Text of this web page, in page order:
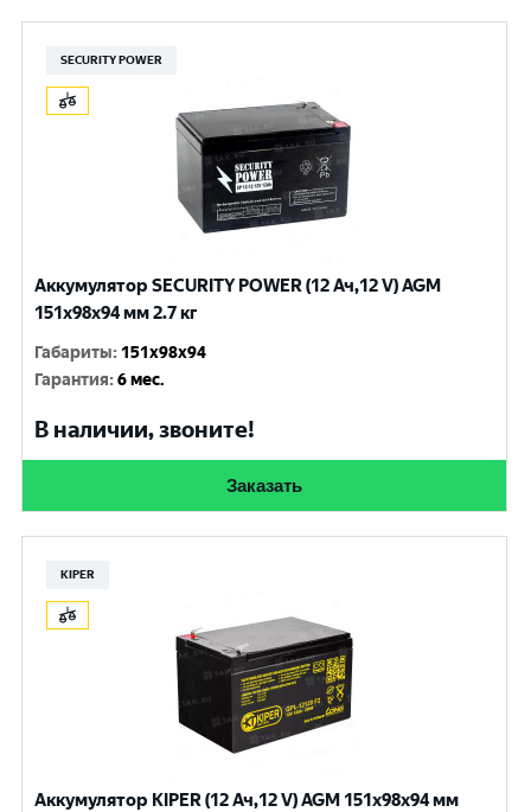
SECURITY POWER
Аккумулятор SECURITY POWER (12 Ач,12 V) AGM
151x98x94 мм 2.7 кг
Габариты: 151x98x94
Гарантия:6 мес.
В наличии, звоните!
Заказать
KIPER
Аккумулятор KIPER (12 Ач,12 V) AGM 151x98x94 мм